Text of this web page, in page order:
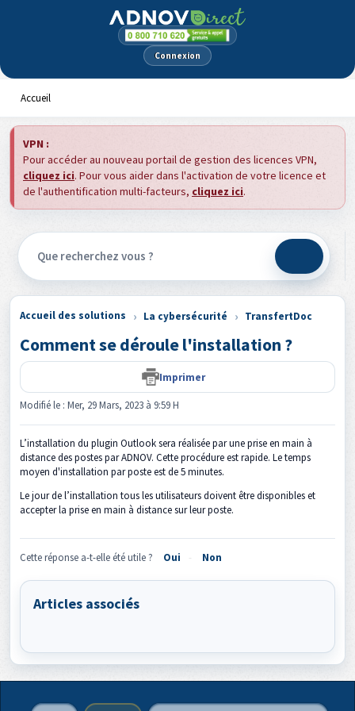
Panneau de gestion des cookies
Connexion
Accueil
VPN :
Pour accéder au nouveau portail de gestion des licences VPN,
cliquez ici. Pour vous aider dans l'activation de votre licence et
de l'authentification multi-facteurs, cliquez ici.
Accueil des solutions La cybersécurité TransfertDoc
Comment se déroule l'installation ?
Imprimer
Modifié le : Mer, 29 Mars, 2023 à 9:59 H
L’installation du plugin Outlook sera réalisée par une prise en main à
distance des postes par ADNOV. Cette procédure est rapide. Le temps
moyen d'installation par poste est de 5 minutes.
Le jour de l’installation tous les utilisateurs doivent être disponibles et
accepter la prise en main à distance sur leur poste.
Cette réponse a-t-elle été utile ? Oui Non
Articles associés